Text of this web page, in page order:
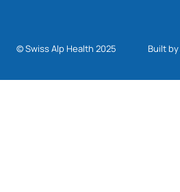
© Swiss Alp Health 2025 Built by